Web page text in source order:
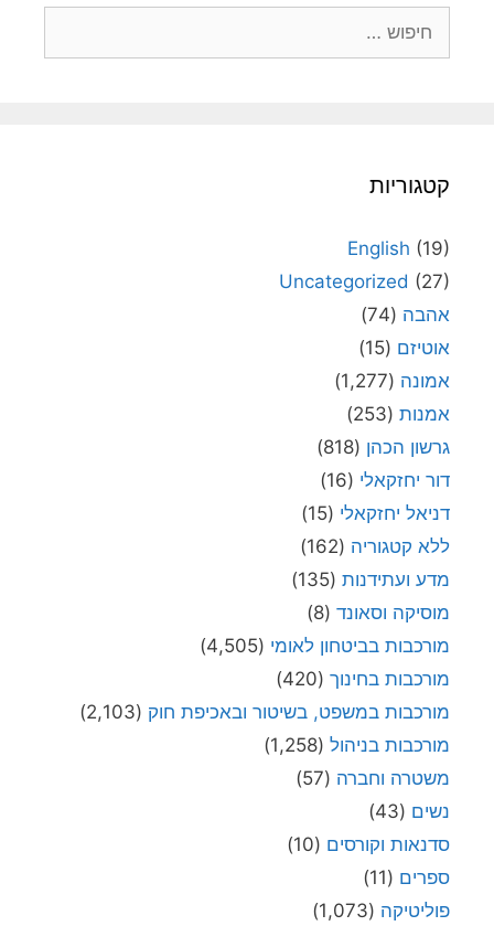
קטגוריות
English (19)
Uncategorized (27)
אהבה (74)
אוטיזם (15)
אמונה (1,277)
אמנות (253)
גרשון הכהן (818)
דור יחזקאלי (16)
דניאל יחזקאלי (15)
ללא קטגוריה (162)
מדע ועתידנות (135)
מוסיקה וסאונד (8)
מורכבות בביטחון לאומי (4,505)
מורכבות בחינוך (420)
מורכבות במשפט, בשיטור ובאכיפת חוק (2,103)
מורכבות בניהול (1,258)
משטרה וחברה (57)
נשים (43)
סדנאות וקורסים (10)
ספרים (11)
פוליטיקה (1,073)